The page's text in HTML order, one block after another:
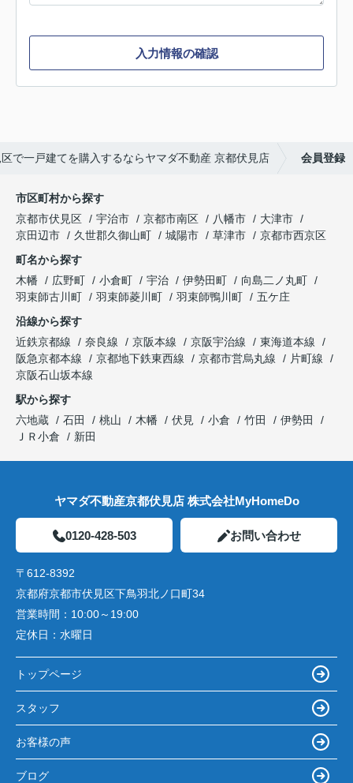
入力情報の確認
で一戸建てを購入するならヤマダ不動産 京都伏見店 会員登録
市区町村から探す
京都市伏見区
宇治市 京都市南区 八幡市
大津市
京田辺市
久世郡久御山町 城陽市 草津市
京都市西京区
町名から探す
木幡
広野町 小倉町 宇治 伊勢田町
向島二ノ丸町
羽束師古川町
羽束師菱川町 羽束師鴨川町
五ケ庄
沿線から探す
近鉄京都線
奈良線 京阪本線 京阪宇治線
東海道本線
阪急京都本線
京都地下鉄東西線 京都市営烏丸線
片町線
京阪石山坂本線
駅から探す
六地蔵
石田 桃山 木幡 伏見 小倉 竹田
伊勢田
ＪＲ小倉
新田
ヤマダ不動産京都伏見店 株式会社MyHomeDo
0120-428-503 お問い合わせ
〒612-8392
京都府京都市伏見区下鳥羽北ノ口町34
営業時間： 10:00～19:00
定休日： 水曜日
トップページ
スタッフ
お客様の声
ブログ